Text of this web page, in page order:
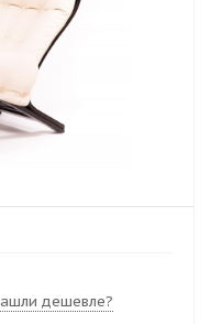
дешевле?